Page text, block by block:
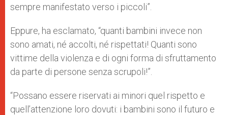
sempre manifestato verso i piccoli”.
Eppure, ha esclamato, “quanti bambini invece non
sono amati, né accolti, né rispettati! Quanti sono
vittime della violenza e di ogni forma di sfruttamento
da parte di persone senza scrupoli!”.
“Possano essere riservati ai minori quel rispetto e
quell’attenzione loro dovuti: i bambini sono il futuro e